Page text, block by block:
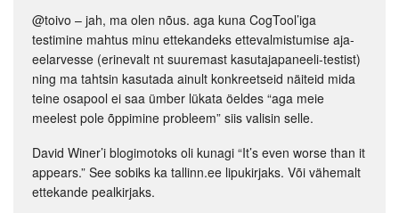
@toivo – jah, ma olen nõus. aga kuna CogTool’iga
testimine mahtus minu ettekandeks ettevalmistumise aja-
eelarvesse (erinevalt nt suuremast kasutajapaneeli-testist)
ning ma tahtsin kasutada ainult konkreetseid näiteid mida
teine osapool ei saa ümber lükata öeldes “aga meie
meelest pole õppimine probleem” siis valisin selle.
David Winer’i blogimotoks oli kunagi “It’s even worse than it
appears.” See sobiks ka tallinn.ee lipukirjaks. Või vähemalt
ettekande pealkirjaks.